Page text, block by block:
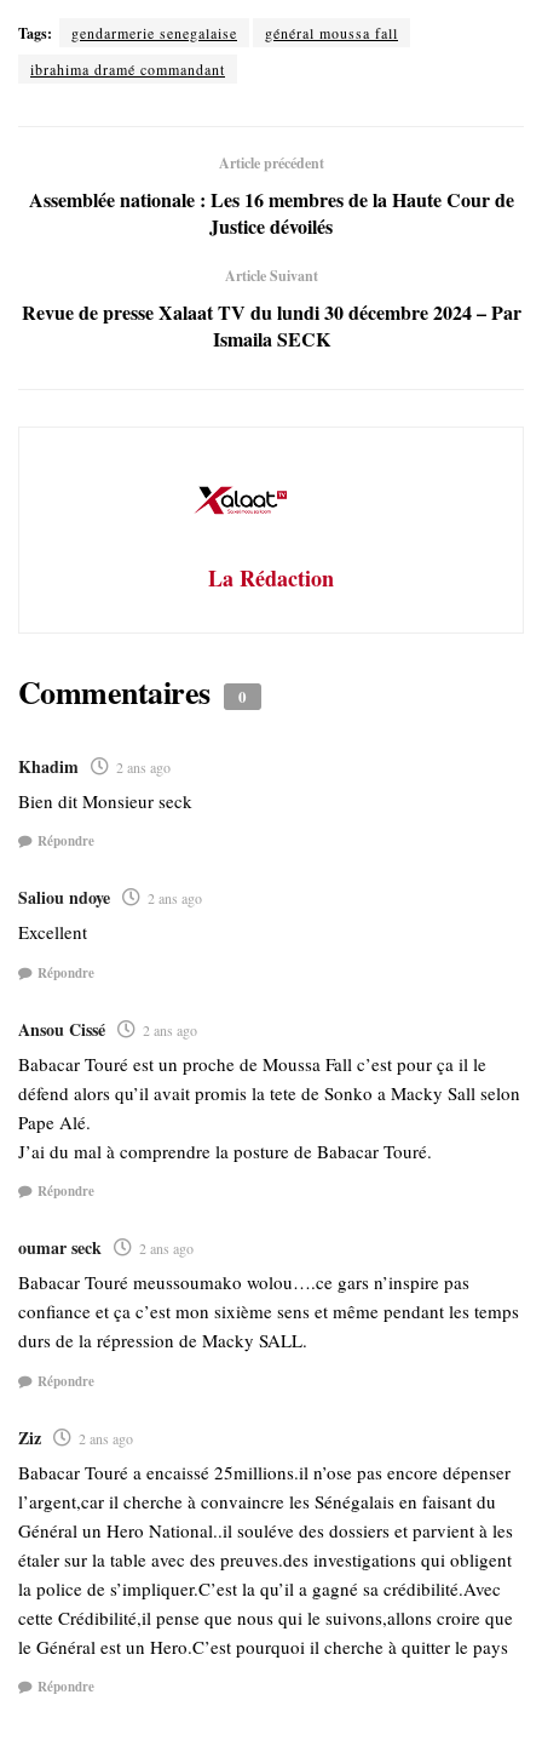
Tags: gendarmerie senegalaise
général moussa fall
ibrahima dramé commandant
Article précédent
Assemblée nationale : Les 16 membres de la Haute Cour de
Justice dévoilés
Article Suivant
Revue de presse Xalaat TV du lundi 30 décembre 2024 – Par
Ismaila SECK
La Rédaction
Commentaires 0
Khadim 2 ans ago
Bien dit Monsieur seck
Répondre
Saliou ndoye 2 ans ago
Excellent
Répondre
Ansou Cissé 2 ans ago
Babacar Touré est un proche de Moussa Fall c’est pour ça il le
défend alors qu’il avait promis la tete de Sonko a Macky Sall selon
Pape Alé.
J’ai du mal à comprendre la posture de Babacar Touré.
Répondre
oumar seck 2 ans ago
Babacar Touré meussoumako wolou….ce gars n’inspire pas
confiance et ça c’est mon sixième sens et même pendant les temps
durs de la répression de Macky SALL.
Répondre
Ziz 2 ans ago
Babacar Touré a encaissé 25millions.il n’ose pas encore dépenser
l’argent,car il cherche à convaincre les Sénégalais en faisant du
Général un Hero National..il souléve des dossiers et parvient à les
étaler sur la table avec des preuves.des investigations qui obligent
la police de s’impliquer.C’est la qu’il a gagné sa crédibilité.Avec
cette Crédibilité,il pense que nous qui le suivons,allons croire que
le Général est un Hero.C’est pourquoi il cherche à quitter le pays
Répondre